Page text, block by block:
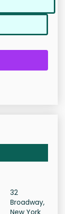
32
Broadway,